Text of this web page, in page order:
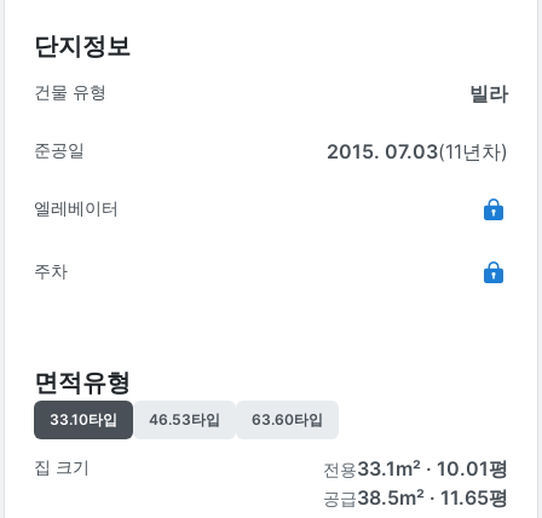
단지정보
건물 유형 빌라
준공일 2015. 07.03(11년차)
엘레베이터
주차
면적유형
33.10타입 46.53타입 63.60타입
집 크기 전용33.1m² · 10.01평
공급38.5m² · 11.65평